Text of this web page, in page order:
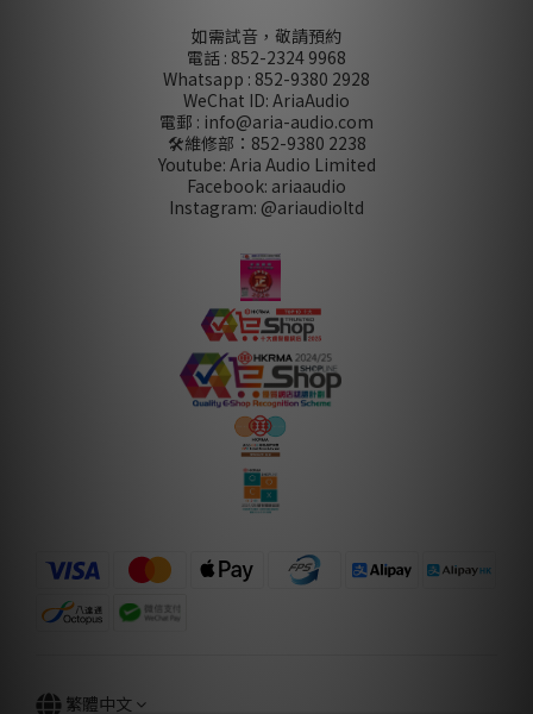
如需試音，敬請預約
電話 : 852-2324 9968
Whatsapp : 852-9380 2928
WeChat ID: AriaAudio
電郵 : info@aria-audio.com
🛠️維修部： 852-9380 2238
Youtube: Aria Audio Limited
Facebook: ariaaudio
Instagram: @ariaudioltd
繁體中文